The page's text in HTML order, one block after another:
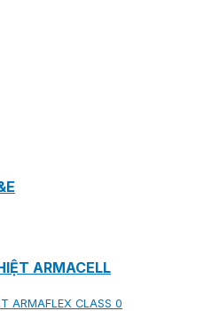
ARMACELL
ARMAFLEX CLASS 0